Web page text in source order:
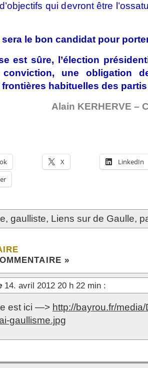
qui devront être
le bon candidat pour
est sûre, l’élection
une obligation
frontières habituelles des
Alain KERHERVE –
X
LinkedIn
, gaulliste, Liens sur de Gaulle,
»
14. avril 2012 20 h 22 min :
est ici —> http://bayrou.fr/
gaullisme.jpg